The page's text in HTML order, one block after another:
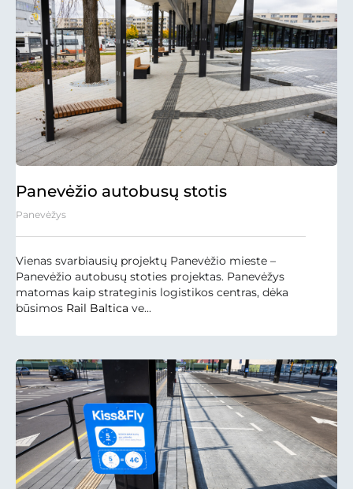
Panevėžio autobusų stotis
Panevėžys
Vienas svarbiausių projektų Panevėžio mieste –
Panevėžio autobusų stoties projektas. Panevėžys
matomas kaip strateginis logistikos centras, dėka
būsimos Rail Baltica ve...